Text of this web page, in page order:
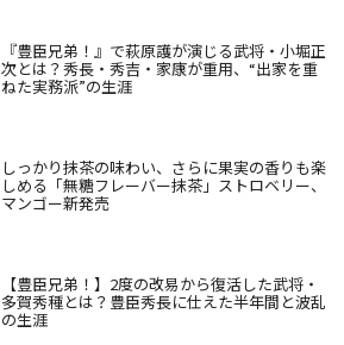
『豊臣兄弟！』で萩原護が演じる武将・小堀正
次とは？秀長・秀吉・家康が重用、“出家を重
ねた実務派”の生涯
しっかり抹茶の味わい、さらに果実の香りも楽
しめる「無糖フレーバー抹茶」ストロベリー、
マンゴー新発売
【豊臣兄弟！】2度の改易から復活した武将・
多賀秀種とは？豊臣秀長に仕えた半年間と波乱
の生涯